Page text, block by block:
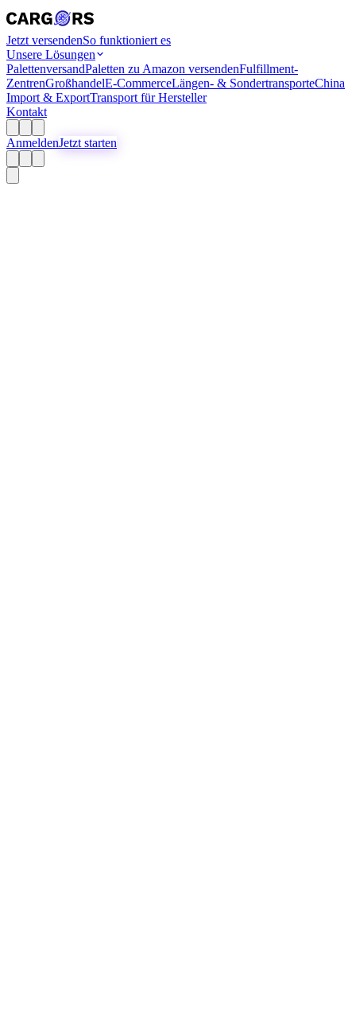
Jetzt versendenSo funktioniert es
Unsere Lösungen
PalettenversandPaletten zu Amazon versendenFulfillment-
ZentrenGroßhandelE-CommerceLängen- & SondertransporteChina
Import & ExportTransport für Hersteller
Kontakt
AnmeldenJetzt starten